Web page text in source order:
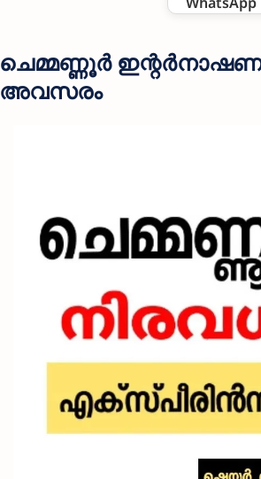
ചെമ്മണ്ണൂർ
അവസരം